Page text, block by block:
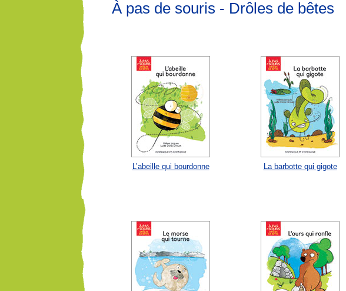
À pas de souris - Drôles de bêtes
L’abeille qui bourdonne La barbotte qui gigote